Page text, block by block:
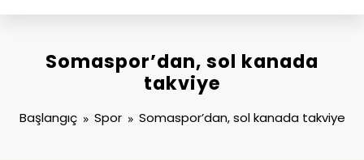
Somaspor’dan, sol kanada
takviye
Başlangıç Spor Somaspor’dan, sol kanada takviye